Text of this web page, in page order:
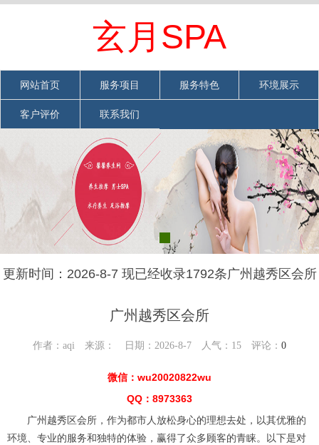
玄月SPA
网站首页 服务项目 服务特色 环境展示
客户评价 联系我们
更新时间：2026-8-7 现已经收录1792条广州越秀区会所
广州越秀区会所
作者：aqi 来源： 日期：2026-8-7 人气： 15 评论： 0
微信：wu20020822wu
QQ：8973363
广州越秀区会所，作为都市人放松身心的理想去处，以其优雅的
环境、专业的服务和独特的体验，赢得了众多顾客的青睐。以下是对